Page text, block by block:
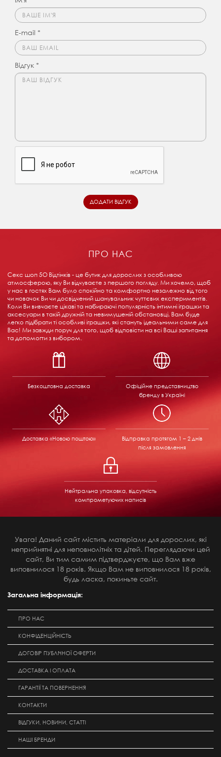
E-mail *
Відгук *
ПРО НАС
Секс шоп 5О Відтінків - це бутик для дорослих з особливою
атмосферою, яку Ви відчуваєте з першого погляду. Ми хочемо, щоб
у нас в гостях Вам було спокійно та комфортно незалежно від того
чи новачок Ви чи досвідчений шанувальник чуттєвих експериментів.
Коли Ви вивчаєте цікаві та набираючі популярність інтимні іграшки та
аксесуари в такій дружній та невимушеній обстановці, Вам буде
легко підібрати ті особливі іграшки, які стануть ідеальними саме для
Вас! Ми завжди поруч для того, щоб відповісти на всі Ваші запитання
та допомогти з вибором.
Безкоштовна доставка
Офіційне представництво
бренду в Україні
Доставка «Новою поштою» Відправка протягом 1 – 2 днів
після замовлення
Нейтральна упаковка, відсутність
компрометуючих написів
Увага! Даний сайт містить матеріали для дорослих, які
неприйнятні для неповнолітніх та дітей. Переглядаючи цей
сайт, Ви тим самим підтверджуєте, що Вам вже
виповнилося 18 років. Якщо Вам не виповнилося 18 років,
будь ласка, покиньте сайт.
Загальна інформація:
ПРО НАС
КОНФІДЕНЦІЙНІСТЬ
ДОГОВІР ПУБЛІЧНОЇ ОФЕРТИ
ДОСТАВКА І ОПЛАТА
ГАРАНТІЇ ТА ПОВЕРНЕННЯ
КОНТАКТИ
ВІДГУКИ, НОВИНИ, СТАТТІ
НАШІ БРЕНДИ